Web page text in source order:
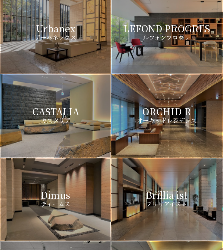
Urbanex
アーバネックス
LEFOND PROGRES
ルフォンプログレ
CASTALIA
カスタリア
ORCHID R
オーキッドレジデンス
Dimus
ディームス
Brillia ist
ブリリアイスト